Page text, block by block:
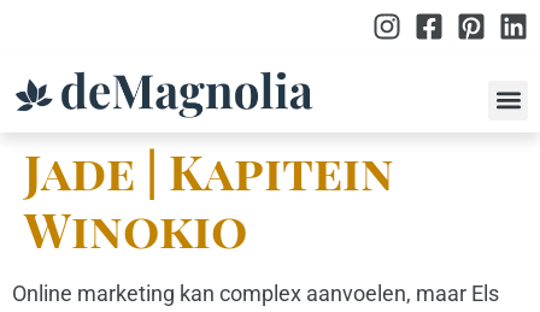
Jade | Kapitein
Winokio
Online marketing kan complex aanvoelen, maar Els